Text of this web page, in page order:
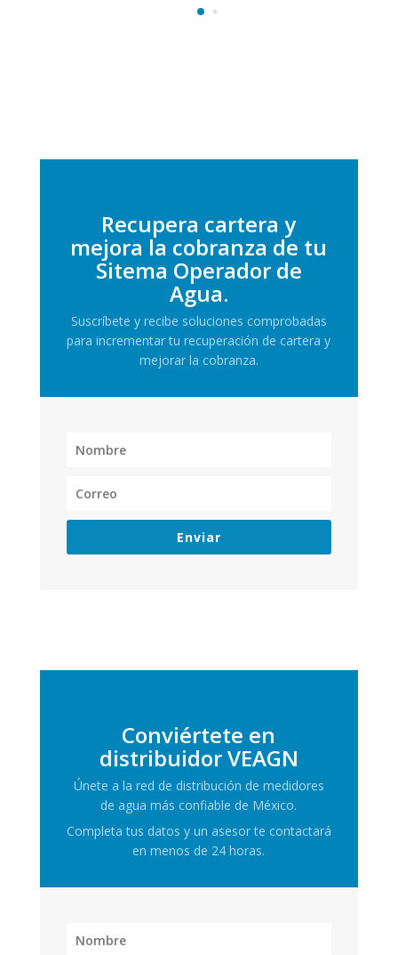
Recupera cartera y
mejora la cobranza de tu
Sitema Operador de
Agua.
Suscríbete y recibe soluciones comprobadas
para incrementar tu recuperación de cartera y
mejorar la cobranza.
Enviar
Conviértete en
distribuidor VEAGN
Únete a la red de distribución de medidores
de agua más confiable de México.
Completa tus datos y un asesor te contactará
en menos de 24 horas.